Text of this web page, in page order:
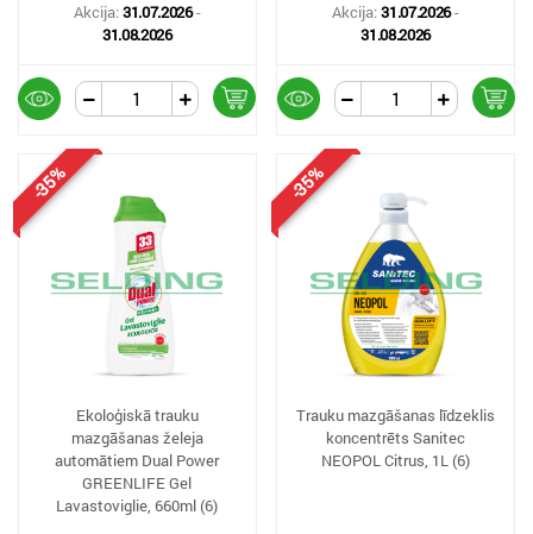
Akcija:31.07.2026-
31.08.2026
Akcija:31.07.2026-
31.08.2026
-35%
Ekoloģiskā trauku
mazgāšanas želeja
automātiem Dual Power
GREENLIFE Gel
Lavastoviglie, 660ml (6)
-35%
Trauku mazgāšanas līdzeklis
koncentrēts Sanitec
NEOPOL Citrus, 1L (6)